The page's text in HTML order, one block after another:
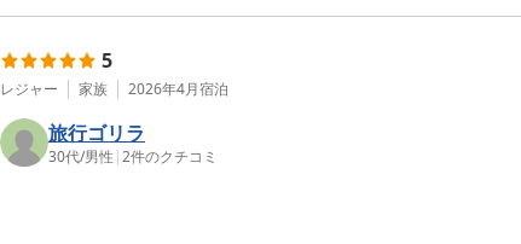
5
レジャー 家族 2026年4月宿泊
旅行ゴリラ
30代/男性 |2件のクチコミ